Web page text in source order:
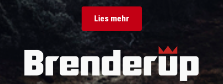
Lies mehr